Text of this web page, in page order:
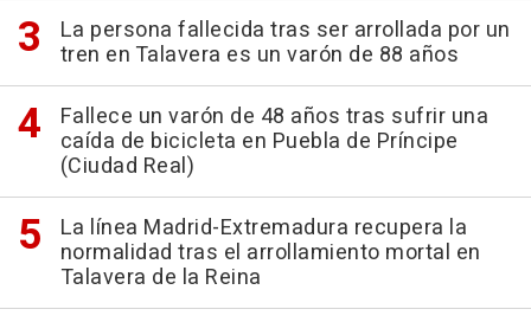
La persona fallecida tras ser arrollada por un
tren en Talavera es un varón de 88 años
Fallece un varón de 48 años tras sufrir una
caída de bicicleta en Puebla de Príncipe
(Ciudad Real)
La línea Madrid-Extremadura recupera la
normalidad tras el arrollamiento mortal en
Talavera de la Reina